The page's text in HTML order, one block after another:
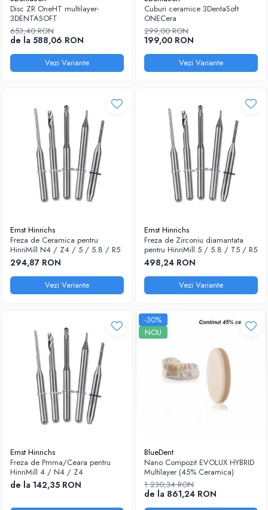
Disc Nano Compozit
Disc PMMA Eldy Plus
Diverse
hs-opaque
Sablatoare
Soclatoare
Disc ZR OneHT multilayer-
3DENTASOFT
653,40 RON
de la 588,06 RON
Vezi Variante
Cuburi ceramice 3DentaSoft
ONECera
299,00 RON
199,00 RON
Vezi Variante
Ernst Hinrichs
Freza de Ceramica pentru
HinriMill N4 / Z4 / 5 / 5.8 / R5
294,87 RON
Vezi Variante
Ernst Hinrichs
Freza de Zirconiu diamantata
pentru HinriMill 5 / 5.8 / T5 / R5
498,24 RON
Vezi Variante
Ernst Hinrichs
Freza de Pmma/Ceara pentru
HinriMill 4 / N4 / Z4
de la 142,35 RON
-30%
NOU
BlueDent
Nano Compozit EVOLUX HYBRID
Multilayer (45% Ceramica)
1.230,34 RON
de la 861,24 RON